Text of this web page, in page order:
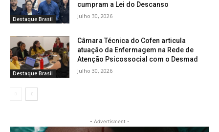
Destaque Brasil
cumpram a Lei do Descanso
Julho 30, 2026
Destaque Brasil
Câmara Técnica do Cofen articula
atuação da Enfermagem na Rede de
Atenção Psicossocial com o Desmad
Julho 30, 2026
- Advertisment -